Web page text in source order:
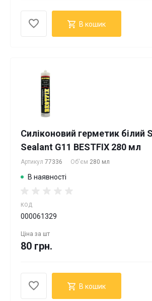
В кошик
Силіконовий герметик білий
Sealant G11 BESTFIX 280 мл
Артикул 77336 Об'єм 280 мл
В наявності
КОД
000061329
Ціна за шт
80 грн.
В кошик